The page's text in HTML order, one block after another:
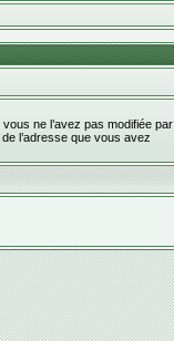
ne l’avez pas modifiée par
de l’adresse que vous avez